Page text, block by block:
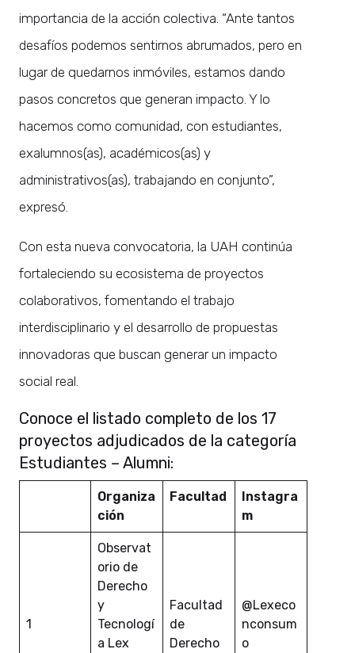
importancia de la acción colectiva. “Ante tantos
desafíos podemos sentirnos abrumados, pero en
lugar de quedarnos inmóviles, estamos dando
pasos concretos que generan impacto. Y lo
hacemos como comunidad, con estudiantes,
exalumnos(as), académicos(as) y
administrativos(as), trabajando en conjunto”,
expresó.
Con esta nueva convocatoria, la UAH continúa
fortaleciendo su ecosistema de proyectos
colaborativos, fomentando el trabajo
interdisciplinario y el desarrollo de propuestas
innovadoras que buscan generar un impacto
social real.
Conoce el listado completo de los 17
proyectos adjudicados de la categoría
Estudiantes – Alumni:
Organiza
ción
Facultad
Instagra
m
1
Observat
orio de
Derecho
y
Tecnologí
a Lex
Facultad
de
Derecho
@Lexeco
nconsum
o